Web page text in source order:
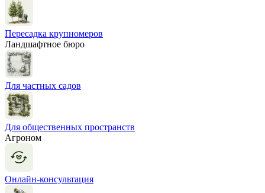
Пересадка крупномеров
Ландшафтное бюро
Для частных садов
Для общественных пространств
Агроном
Онлайн-консультация